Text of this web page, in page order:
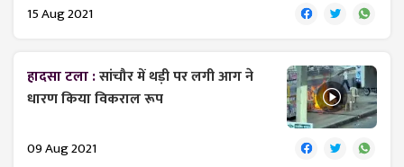
15 Aug 2021
हादसा टला :सांचौर में थड़ी पर लगी आग ने
धारण किया विकराल रूप
09 Aug 2021